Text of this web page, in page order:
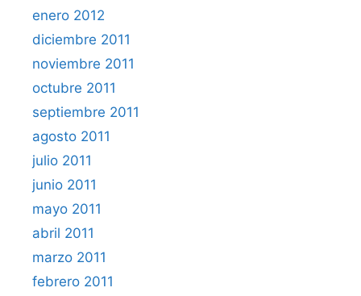
enero 2012
diciembre 2011
noviembre 2011
octubre 2011
septiembre 2011
agosto 2011
julio 2011
junio 2011
mayo 2011
abril 2011
marzo 2011
febrero 2011